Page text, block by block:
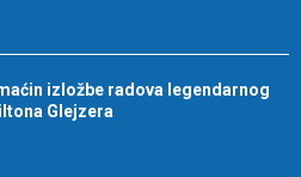
izložbe radova legendarnog
Glejzera